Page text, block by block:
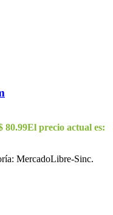
80.99El precio actual es:
MercadoLibre-Sinc.